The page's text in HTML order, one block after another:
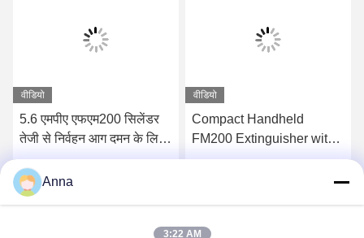
वीडियो
5.6 एमपीए एफएम200 सिलेंडर
तेजी से निर्वहन आग दमन के लिए
सीमलेस स्टील निर्माण के साथ
सबसे अच्छी कीमत पाएं
वीडियो
Compact Handheld
FM200 Extinguisher with
4KG Filling Volume and
Anna
3:22 AM